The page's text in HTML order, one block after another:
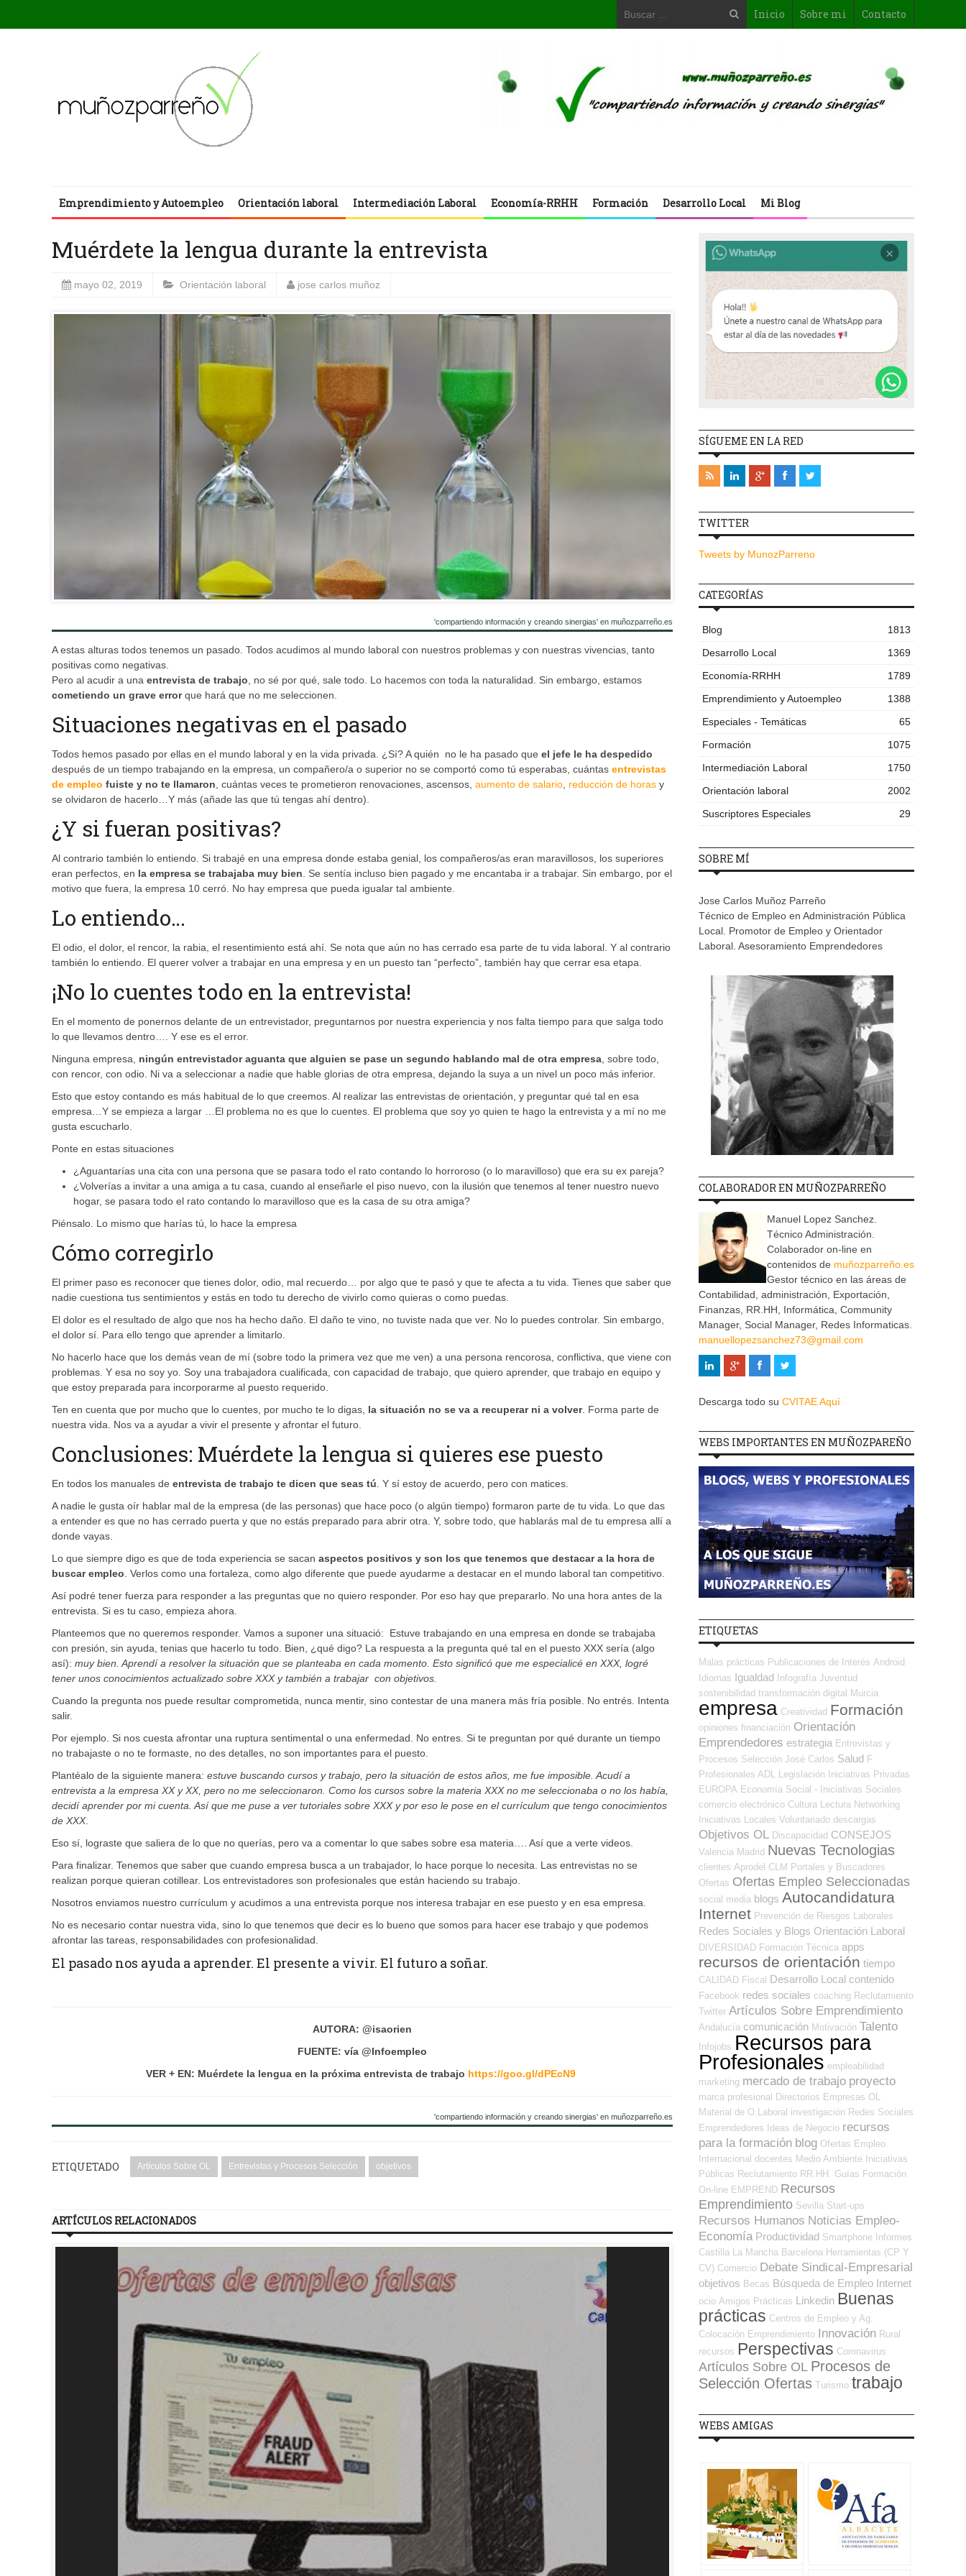
Inicio Sobre mi Contacto
Emprendimiento y Autoempleo Orientación laboral Intermediación Laboral Economía-RRHH Formación Desarrollo Local Mi Blog
Muérdete la lengua durante la entrevista
mayo 02, 2019 Orientación laboral jose carlos muñoz
'compartiendo información y creando sinergias' en muñozparreño.es
A estas alturas todos tenemos un pasado. Todos acudimos al mundo laboral con nuestros problemas y con nuestras vivencias, tanto
positivas como negativas.
Pero al acudir a una entrevista de trabajo, no sé por qué, sale todo. Lo hacemos con toda la naturalidad. Sin embargo, estamos
cometiendo un grave errorque hará que no me seleccionen.
Situaciones negativas en el pasado
Todos hemos pasado por ellas en el mundo laboral y en la vida privada. ¿Sí? A quién no le ha pasado que el jefe le ha despedido
después de un tiempo trabajando en la empresa, un compañero/a o superior no se comportó como tú esperabas, cuántas entrevistas
de empleo fuiste y no te llamaron, cuántas veces te prometieron renovaciones, ascensos, aumento de salario, reducción de horas y
se olvidaron de hacerlo…Y más (añade las que tú tengas ahí dentro).
¿Y si fueran positivas?
Al contrario también lo entiendo. Si trabajé en una empresa donde estaba genial, los compañeros/as eran maravillosos, los superiores
eran perfectos, en la empresa se trabajaba muy bien. Se sentía incluso bien pagado y me encantaba ir a trabajar. Sin embargo, por el
motivo que fuera, la empresa 10 cerró. No hay empresa que pueda igualar tal ambiente.
Lo entiendo…
El odio, el dolor, el rencor, la rabia, el resentimiento está ahí. Se nota que aún no has cerrado esa parte de tu vida laboral. Y al contrario
también lo entiendo. El querer volver a trabajar en una empresa y en un puesto tan “perfecto”, también hay que cerrar esa etapa.
¡No lo cuentes todo en la entrevista!
En el momento de ponernos delante de un entrevistador, preguntarnos por nuestra experiencia y nos falta tiempo para que salga todo
lo que llevamos dentro…. Y ese es el error.
Ninguna empresa, ningún entrevistador aguanta que alguien se pase un segundo hablando mal de otra empresa, sobre todo,
con rencor, con odio. Ni va a seleccionar a nadie que hable glorias de otra empresa, dejando la suya a un nivel un poco más inferior.
Esto que estoy contando es más habitual de lo que creemos. Al realizar las entrevistas de orientación, y preguntar qué tal en esa
empresa…Y se empieza a largar …El problema no es que lo cuentes. El problema que soy yo quien te hago la entrevista y a mí no me
gusta escucharlo.
Ponte en estas situaciones
¿Aguantarías una cita con una persona que se pasara todo el rato contando lo horroroso (o lo maravilloso) que era su ex pareja?
¿Volverías a invitar a una amiga a tu casa, cuando al enseñarle el piso nuevo, con la ilusión que tenemos al tener nuestro nuevo
hogar, se pasara todo el rato contando lo maravilloso que es la casa de su otra amiga?
Piénsalo. Lo mismo que harías tú, lo hace la empresa
Cómo corregirlo
El primer paso es reconocer que tienes dolor, odio, mal recuerdo… por algo que te pasó y que te afecta a tu vida. Tienes que saber que
nadie cuestiona tus sentimientos y estás en todo tu derecho de vivirlo como quieras o como puedas.
El dolor es el resultado de algo que nos ha hecho daño. El daño te vino, no tuviste nada que ver. No lo puedes controlar. Sin embargo,
el dolor sí. Para ello tengo que aprender a limitarlo.
No hacerlo hace que los demás vean de mí (sobre todo la primera vez que me ven) a una persona rencorosa, conflictiva, que viene con
problemas. Y esa no soy yo. Soy una trabajadora cualificada, con capacidad de trabajo, que quiero aprender, que trabajo en equipo y
que estoy preparada para incorporarme al puesto requerido.
Ten en cuenta que por mucho que lo cuentes, por mucho te lo digas, la situación no se va a recuperar ni a volver. Forma parte de
nuestra vida. Nos va a ayudar a vivir el presente y afrontar el futuro.
Conclusiones: Muérdete la lengua si quieres ese puesto
En todos los manuales de entrevista de trabajo te dicen que seas tú. Y sí estoy de acuerdo, pero con matices.
A nadie le gusta oír hablar mal de la empresa (de las personas) que hace poco (o algún tiempo) formaron parte de tu vida. Lo que das
a entender es que no has cerrado puerta y que no estás preparado para abrir otra. Y, sobre todo, que hablarás mal de tu empresa allí a
donde vayas.
Lo que siempre digo es que de toda experiencia se sacan aspectos positivos y son los que tenemos que destacar a la hora de
buscar empleo. Verlos como una fortaleza, como algo diferente que puede ayudarme a destacar en el mundo laboral tan competitivo.
Así podré tener fuerza para responder a las preguntas que no quiero responder. Por eso hay que prepararlo. No una hora antes de la
entrevista. Si es tu caso, empieza ahora.
Planteemos que no queremos responder. Vamos a suponer una situació: Estuve trabajando en una empresa en donde se trabajaba
con presión, sin ayuda, tenias que hacerlo tu todo. Bien, ¿qué digo? La respuesta a la pregunta qué tal en el puesto XXX sería (algo
así): muy bien. Aprendí a resolver la situación que se planteaba en cada momento. Esto significó que me especialicé en XXX, logré
tener unos conocimientos actualizado sobre XXX y también a trabajar con objetivos.
Cuando la pregunta nos puede resultar comprometida, nunca mentir, sino contestar de una manera más fría posible. No entrés. Intenta
salir.
Por ejemplo. Si nos cuesta afrontar una ruptura sentimental o una enfermedad. No entres. Si te preguntan por qué durante un tiempo
no trabajaste o no te formaste, no des detalles, no son importantes para el puesto.
Plantéalo de la siguiente manera: estuve buscando cursos y trabajo, pero la situación de estos años, me fue imposible. Acudí a
entrevista a la empresa XX y XX, pero no me seleccionaron. Como los cursos sobre la materia XXX no me seleccionaba o no los había,
decidí aprender por mi cuenta. Así que me puse a ver tutoriales sobre XXX y por eso le pose en el currículum que tengo conocimientos
de XXX.
Eso sí, lograste que saliera de lo que no querías, pero va a comentar lo que sabes sobre esa materia…. Así que a verte videos.
Para finalizar. Tenemos que saber que cuando empresa busca a un trabajador, lo hace porque lo necesita. Las entrevistas no se
realizan porque quieran cotillear. Los entrevistadores son profesionales que están haciendo su trabajo.
Nosotros enviamos nuestro currículum y acudimos a una entrevista porque nos interesa trabajar en ese puesto y en esa empresa.
No es necesario contar nuestra vida, sino lo que tenemos que decir es lo bueno que somos para hacer ese trabajo y que podemos
afrontar las tareas, responsabilidades con profesionalidad.
El pasado nos ayuda a aprender. El presente a vivir. El futuro a soñar.
AUTORA: @isaorien
FUENTE: vía @Infoempleo
VER + EN: Muérdete la lengua en la próxima entrevista de trabajo https://goo.gl/dPEcN9
'compartiendo información y creando sinergias' en muñozparreño.es
ETIQUETADO Artículos Sobre OL Entrevistas y Procesos Selección objetivos
ARTÍCULOS RELACIONADOS
SÍGUEME EN LA RED
TWITTER
Tweets by MunozParreno
CATEGORÍAS
Blog
1813
Desarrollo Local
1369
Economía-RRHH
1789
Emprendimiento y Autoempleo
1388
Especiales - Temáticas
65
Formación
1075
Intermediación Laboral
1750
Orientación laboral
2002
Suscriptores Especiales
29
SOBRE MÍ
Jose Carlos Muñoz Parreño
Técnico de Empleo en Administración Pública
Local. Promotor de Empleo y Orientador
Laboral. Asesoramiento Emprendedores
COLABORADOR EN MUÑOZPARREÑO
Manuel Lopez Sanchez.
Técnico Administración.
Colaborador on-line en
contenidos de muñozparreño.es
Gestor técnico en las áreas de
Contabilidad, administración, Exportación,
Finanzas, RR.HH, Informática, Community
Manager, Social Manager, Redes Informaticas.
manuellopezsanchez73@gmail.com
Descarga todo su CVITAE Aquí
WEBS IMPORTANTES EN MUÑOZPAREÑO
ETIQUETAS
Malas prácticas Publicaciones de Interés Android
Idiomas Igualdad Infografía Juventud
sostenibilidad transformación digital Murcia
empresa Creatividad Formación
opiniones financiación Orientación
Emprendedores estrategia Entrevistas y
Procesos Selección José Carlos Salud F
Profesionales ADL
Legislación
Iniciativas Privadas
EUROPA Economía Social - Iniciativas Sociales
comercio electrónico Cultura Lectura Networking
Iniciativas Locales Voluntariado descargas
Objetivos OL Discapacidad CONSEJOS
Valencia Madrid Nuevas Tecnologias
clientes Aprodel CLM Portales y Buscadores
Ofertas Ofertas Empleo Seleccionadas
social media blogs Autocandidatura
Internet Prevención de Riesgos Laborales
Redes Sociales y Blogs Orientación Laboral
DIVERSIDAD Formación Técnica apps
recursos de orientación tiempo
CALIDAD Fiscal Desarrollo Local contenido
Facebook redes sociales coaching Reclutamiento
Twitter Artículos Sobre Emprendimiento
Andalucía comunicación Motivación Talento
Infojobs Recursos para
Profesionales empleabilidad
marketing mercado de trabajo proyecto
marca profesional
Directorios Empresas OL
Material de O.Laboral investigación Redes Sociales
Emprendedores
Ideas de Negocio recursos
para la formación blog Ofertas Empleo
Internacional docentes Medio Ambiente Iniciativas
Públicas Reclutamiento RR.HH. Guías Formación
On-line EMPREND Recursos
Emprendimiento Sevilla Start-ups
Recursos Humanos Noticias Empleo-
Economía Productividad Smartphone Informes
Castilla La Mancha Barcelona Herramientas (CP Y
CV) Comercio Debate Sindical-Empresarial
objetivos Becas Búsqueda de Empleo Internet
ocio Amigos Prácticas Linkedin Buenas
prácticas Centros de Empleo y Ag.
Colocación Emprendimiento Innovación Rural
recursos Perspectivas Coronavirus
Artículos Sobre OL Procesos de
Selección Ofertas Turismo trabajo
WEBS AMIGAS